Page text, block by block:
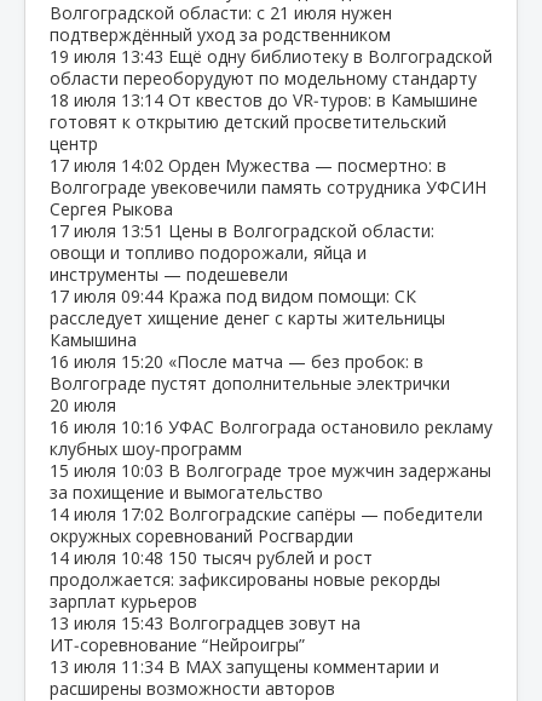
Волгоградской области: с 21 июля нужен
подтверждённый уход за родственником
19 июля 13:43 Ещё одну библиотеку в Волгоградской
области переоборудуют по модельному стандарту
18 июля 13:14 От квестов до VR‑туров: в Камышине
готовят к открытию детский просветительский
центр
17 июля 14:02 Орден Мужества — посмертно: в
Волгограде увековечили память сотрудника УФСИН
Сергея Рыкова
17 июля 13:51 Цены в Волгоградской области:
овощи и топливо подорожали, яйца и
инструменты — подешевели
17 июля 09:44 Кража под видом помощи: СК
расследует хищение денег с карты жительницы
Камышина
16 июля 15:20 «После матча — без пробок: в
Волгограде пустят дополнительные электрички
20 июля
16 июля 10:16 УФАС Волгограда остановило рекламу
клубных шоу‑программ
15 июля 10:03 В Волгограде трое мужчин задержаны
за похищение и вымогательство
14 июля 17:02 Волгоградские сапёры — победители
окружных соревнований Росгвардии
14 июля 10:48 150 тысяч рублей и рост
продолжается: зафиксированы новые рекорды
зарплат курьеров
13 июля 15:43 Волгоградцев зовут на
ИТ‑соревнование “Нейроигры”
13 июля 11:34 В МАХ запущены комментарии и
расширены возможности авторов